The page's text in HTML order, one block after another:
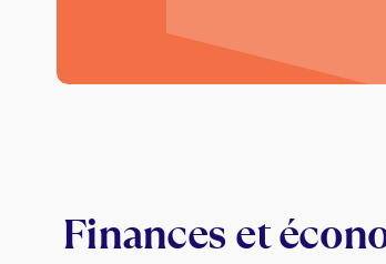
Finances et